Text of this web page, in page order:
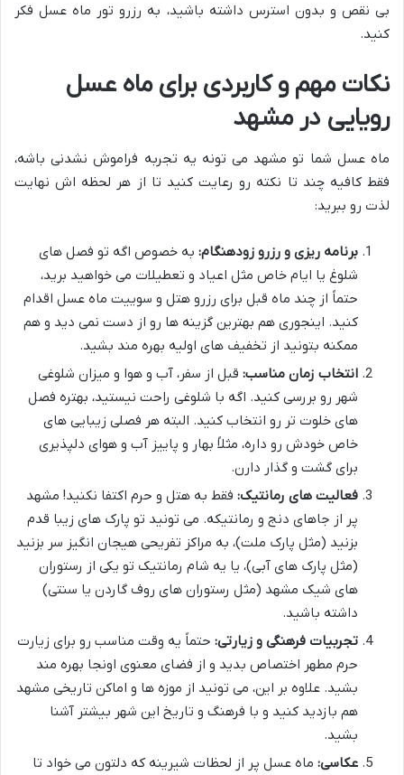
بی نقص و بدون استرس داشته باشید، به رزرو تور ماه عسل فکر
کنید.
نکات مهم و کاربردی برای ماه عسل
رویایی در مشهد
ماه عسل شما تو مشهد می تونه یه تجربه فراموش نشدنی باشه،
فقط کافیه چند تا نکته رو رعایت کنید تا از هر لحظه اش نهایت
لذت رو ببرید:
برنامه ریزی و رزرو زودهنگام: به خصوص اگه تو فصل های
شلوغ یا ایام خاص مثل اعیاد و تعطیلات می خواهید برید،
حتماً از چند ماه قبل برای رزرو هتل و سوییت ماه عسل اقدام
کنید. اینجوری هم بهترین گزینه ها رو از دست نمی دید و هم
ممکنه بتونید از تخفیف های اولیه بهره مند بشید.
انتخاب زمان مناسب: قبل از سفر، آب و هوا و میزان شلوغی
شهر رو بررسی کنید. اگه با شلوغی راحت نیستید، بهتره فصل
های خلوت تر رو انتخاب کنید. البته هر فصلی زیبایی های
خاص خودش رو داره، مثلاً بهار و پاییز آب و هوای دلپذیری
برای گشت و گذار دارن.
فعالیت های رمانتیک: فقط به هتل و حرم اکتفا نکنید! مشهد
پر از جاهای دنج و رمانتیکه. می تونید تو پارک های زیبا قدم
بزنید (مثل پارک ملت)، به مراکز تفریحی هیجان انگیز سر بزنید
(مثل پارک های آبی)، یا یه شام رمانتیک تو یکی از رستوران
های شیک مشهد (مثل رستوران های روف گاردن یا سنتی)
داشته باشید.
تجربیات فرهنگی و زیارتی: حتماً یه وقت مناسب رو برای زیارت
حرم مطهر اختصاص بدید و از فضای معنوی اونجا بهره مند
بشید. علاوه بر این، می تونید از موزه ها و اماکن تاریخی مشهد
هم بازدید کنید و با فرهنگ و تاریخ این شهر بیشتر آشنا
بشید.
عکاسی: ماه عسل پر از لحظات شیرینه که دلتون می خواد تا